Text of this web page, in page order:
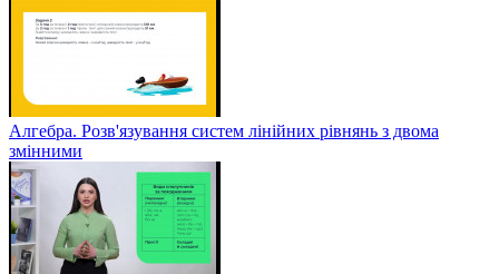
Алгебра. Розв'язування систем лінійних рівнянь з двома
змінними